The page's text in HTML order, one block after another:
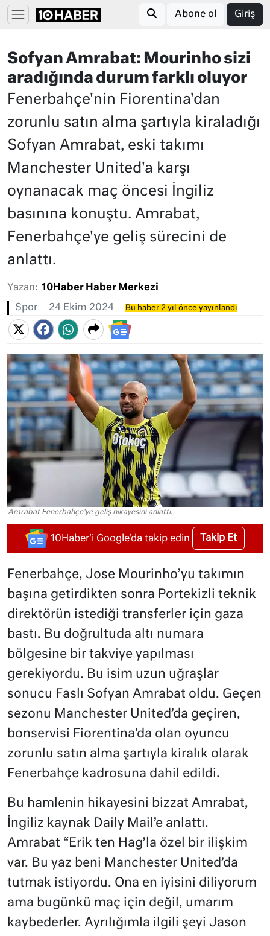
Abone ol Giriş
Sofyan Amrabat: Mourinho sizi
aradığında durum farklı oluyor
Fenerbahçe'nin Fiorentina'dan
zorunlu satın alma şartıyla kiraladığı
Sofyan Amrabat, eski takımı
Manchester United'a karşı
oynanacak maç öncesi İngiliz
basınına konuştu. Amrabat,
Fenerbahçe'ye geliş sürecini de
anlattı.
Yazan: 10Haber Haber Merkezi
Spor 24 Ekim 2024 Bu haber 2 yıl önce yayınlandı
Amrabat Fenerbahçe'ye geliş hikayesini anlattı.
10Haber'i Google'da takip edin Takip Et
Fenerbahçe, Jose Mourinho’yu takımın
başına getirdikten sonra Portekizli teknik
direktörün istediği transferler için gaza
bastı. Bu doğrultuda altı numara
bölgesine bir takviye yapılması
gerekiyordu. Bu isim uzun uğraşlar
sonucu Faslı Sofyan Amrabat oldu. Geçen
sezonu Manchester United’da geçiren,
bonservisi Fiorentina’da olan oyuncu
zorunlu satın alma şartıyla kiralık olarak
Fenerbahçe kadrosuna dahil edildi.
Bu hamlenin hikayesini bizzat Amrabat,
İngiliz kaynak Daily Mail’e anlattı.
Amrabat “Erik ten Hag’la özel bir ilişkim
var. Bu yaz beni Manchester United’da
tutmak istiyordu. Ona en iyisini diliyorum
ama bugünkü maç için değil, umarım
kaybederler. Ayrılığımla ilgili şeyi Jason